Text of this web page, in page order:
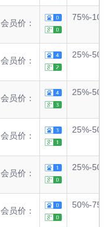
会员价：
75%-
会员价：
25%-50%
会员价：
25%-50%
会员价：
25%-50%
会员价：
25%-50%
会员价：
50%-75%